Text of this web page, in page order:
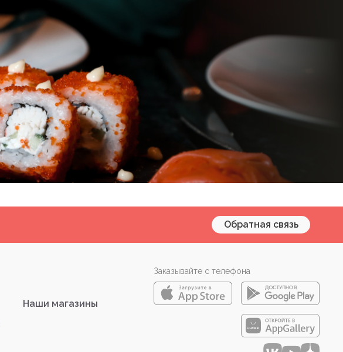
Обратная связь
Наши магазины
Заказывайте с телефона